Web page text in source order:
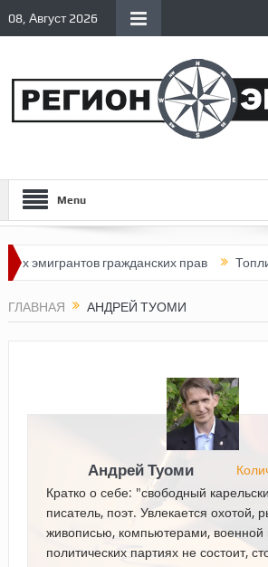
08, Август 2026
Menu
эмигрантов гражданских прав
ГЛАВНАЯ АНДРЕЙ ТУОМИ
Андрей Туоми
Кратко о себе: "свободный
писатель, поэт. Увлекается охотой,
живописью, компьютерами, военной
политических партиях не состоит,